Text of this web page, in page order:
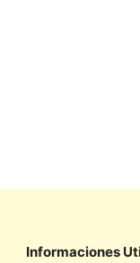
Informaciones